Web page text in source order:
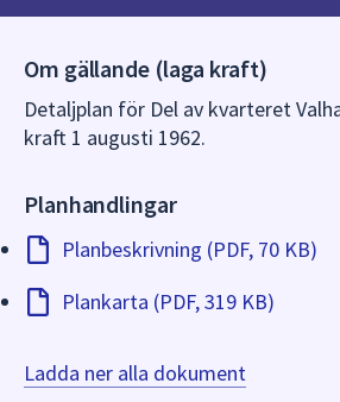
Om gällande (laga kraft)
Detaljplan för Del av kvarteret
kraft 1 augusti 1962.
Planhandlingar
Planbeskrivning (PDF, 70 KB)
Plankarta (PDF, 319 KB)
Ladda ner alla dokument